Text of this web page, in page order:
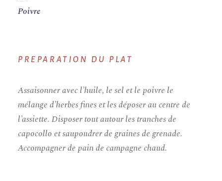
Poivre
PREPARATION DU PLAT
Assaisonner avec l’huile, le sel et le poivre le
mélange d’herbes fines et les déposer au centre de
l’assiette. Disposer tout autour les tranches de
capocollo et saupoudrer de graines de grenade.
Accompagner de pain de campagne chaud.